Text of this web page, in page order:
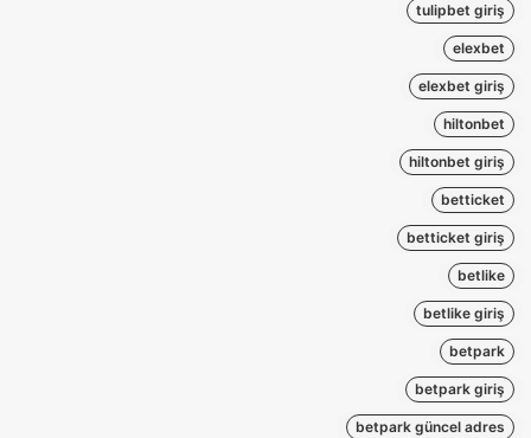
tulipbet giriş
elexbet
elexbet giriş
hiltonbet
hiltonbet giriş
betticket
betticket giriş
betlike
betlike giriş
betpark
betpark giriş
betpark güncel adres